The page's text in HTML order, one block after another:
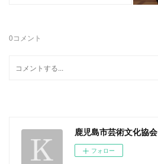
0コメント
鹿児島市芸術文化協会
フォロー